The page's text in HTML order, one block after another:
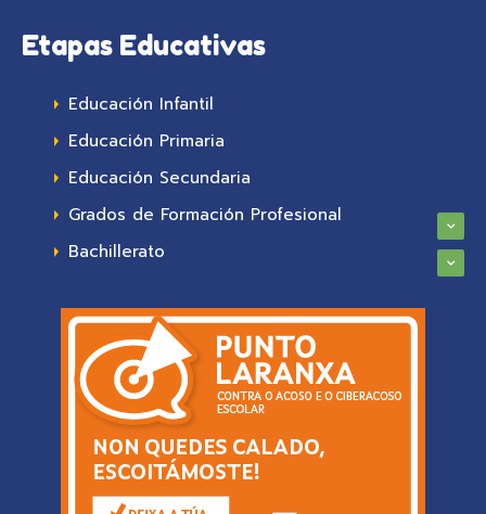
Etapas Educativas
Educación Infantil
Educación Primaria
Educación Secundaria
Grados de Formación Profesional
Bachillerato